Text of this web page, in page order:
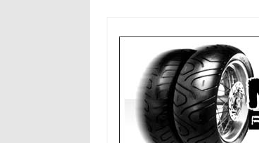
content